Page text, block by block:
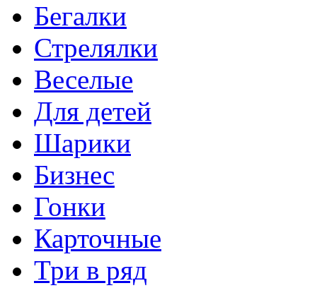
Бегалки
Стрелялки
Веселые
Для детей
Шарики
Бизнес
Гонки
Карточные
Три в ряд